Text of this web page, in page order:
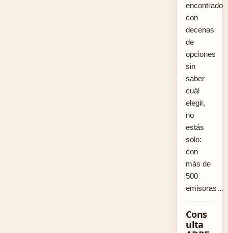
encontrado
con
decenas
de
opciones
sin
saber
cuál
elegir,
no
estás
solo:
con
más de
500
emisoras…
Cons
ulta